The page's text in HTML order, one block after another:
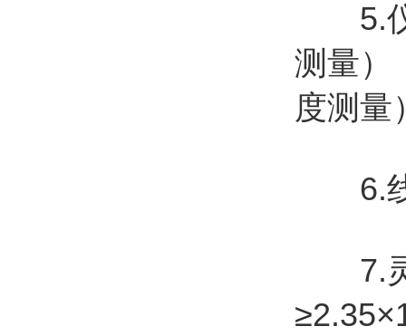
5.仪
测量）
度测量
6.线
7.灵